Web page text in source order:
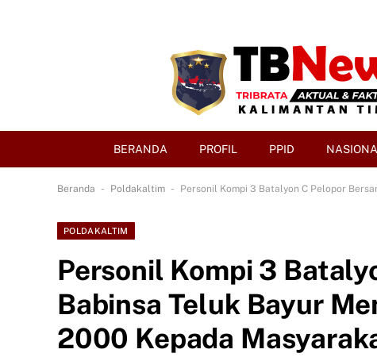
BERANDA PROFIL PPID
Beranda - Poldakaltim - Personil Kompi 3 Batalyon C Pelopor
POLDAKALTIM
Personil Kompi 3
Babinsa Teluk Bayur
2000 Kepada